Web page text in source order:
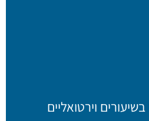
וירטואליים